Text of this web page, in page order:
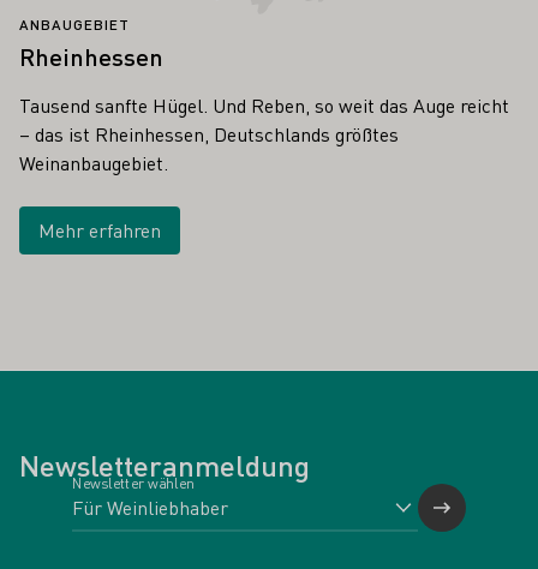
ANBAUGEBIET
Rheinhessen
Tausend sanfte Hügel. Und Reben, so weit das Auge reicht
– das ist Rheinhessen, Deutschlands größtes
Weinanbaugebiet.
Mehr erfahren
Newsletteranmeldung
Newsletter wählen